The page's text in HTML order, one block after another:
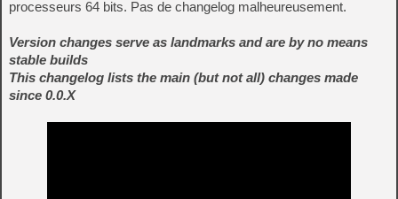
processeurs 64 bits. Pas de changelog malheureusement.
Version changes serve as landmarks and are by no means
stable builds
This changelog lists the main (but not all) changes made
since 0.0.X